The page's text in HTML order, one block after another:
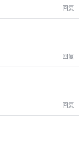
回复
回复
回复